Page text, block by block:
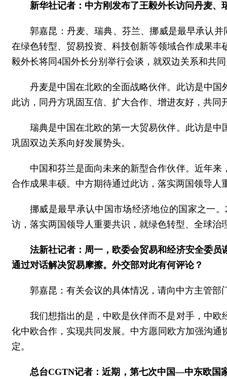
新华社记者：中方刚发布了王毅外长访问丹麦
郭嘉昆：丹麦、瑞典、芬兰、挪威是最早承认
在绿色转型、贸易投资、科技创新等领域合作成果
毅外长将同4国外长分别举行会谈，就双边关系和共
丹麦是中国在北欧的全面战略伙伴。此访是中
此访，同丹方巩固互信、扩大合作、增进友好，共同
瑞典是中国在北欧的第一大贸易伙伴。此访是
巩固双边关系向好发展势头。
中国和芬兰是面向未来的新型合作伙伴。近年
合作成果丰硕。中方期待通过此访，落实两国领导
挪威是最早承认中国市场经济地位的国家之一
访，落实两国领导人重要共识，就绿色转型、全球
法新社记者：周一，欧委会贸易和经济安全委
通过对话解决贸易摩擦。外交部对此有何评论？
郭嘉昆：有关会议的具体情况，请向中方主管部
我们想指出的是，中欧是伙伴而不是对手，中
化中欧合作，实现共同发展。中方愿同欧方加强沟
定。
总台CGTN记者：近期，第七次中国—中东欧国